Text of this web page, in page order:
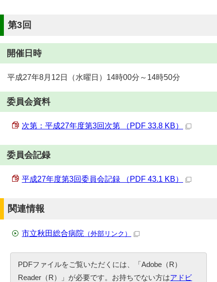
第3回
開催日時
平成27年8月12日（水曜日）14時00分～14時50分
委員会資料
次第：平成27年度第3回次第 （PDF 33.8 KB）
委員会記録
平成27年度第3回委員会記録 （PDF 43.1 KB）
関連情報
市立秋田総合病院 （外部リンク）
PDFファイルをご覧いただくには、「Adobe（R）
Reader（R）」が必要です。お持ちでない方はアドビ